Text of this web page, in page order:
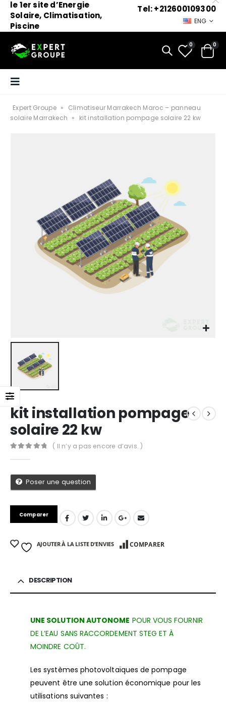
le 1er site d’Energie
Solaire, Climatisation,
Piscine
Tel: +212600109300
ENG
0 0
Expert Groupe »
Climatiseur Marrakech Maroc – panneau
solaire Marrakech » kit installation pompage solaire 22 kw
kit installation pompage
solaire 22 kw
( Il n’y a pas encore d’avis. )
Poser une question
Comparer
AJOUTER À LA LISTE D’ENVIES COMPARER
DESCRIPTION
UNE SOLUTION AUTONOME POUR VOUS FOURNIR
DE L’EAU SANS RACCORDEMENT STEG ET À
MOINDRE COÛT.
Les systèmes photovoltaïques de pompage
peuvent être une solution économique pour les
utilisations suivantes :